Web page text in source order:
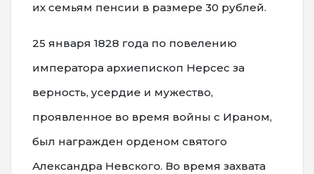
их семьям пенсии в размере 30 рублей.
25 января 1828 года по повелению
императора архиепископ Нерсес за
верность, усердие и мужество,
проявленное во время войны с Ираном,
был награжден орденом святого
Александра Невского. Во время захвата